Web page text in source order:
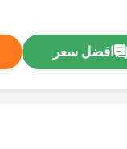
افضل سعر